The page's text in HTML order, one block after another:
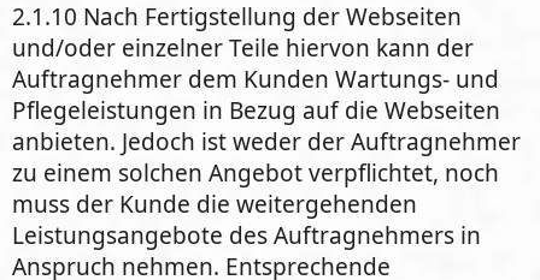
2.1.10 Nach Fertigstellung der Webseiten
und/oder einzelner Teile hiervon kann der
Auftragnehmer dem Kunden Wartungs- und
Pflegeleistungen in Bezug auf die Webseiten
anbieten. Jedoch ist weder der Auftragnehmer
zu einem solchen Angebot verpflichtet, noch
muss der Kunde die weitergehenden
Leistungsangebote des Auftragnehmers in
Anspruch nehmen. Entsprechende